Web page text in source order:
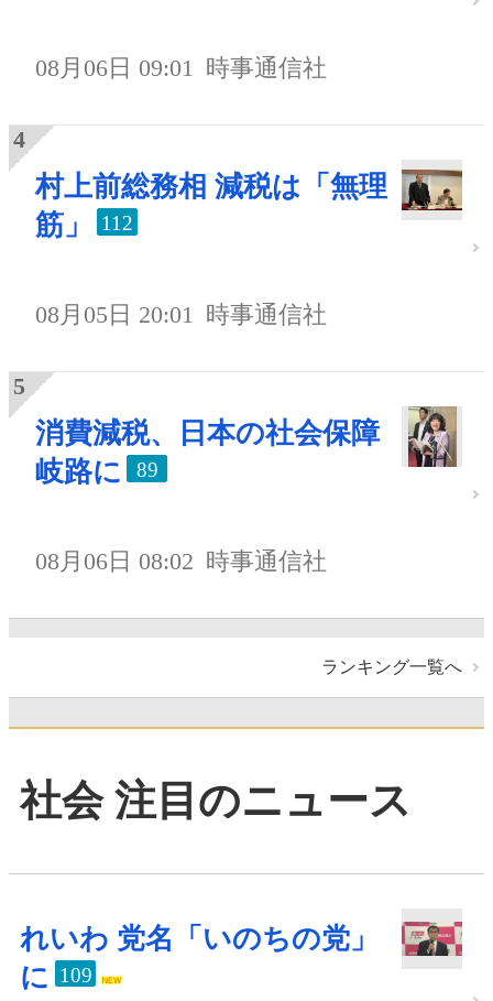
08月06日 09:01 時事通信社
村上前総務相 減税は「無理
筋」
112
08月05日 20:01 時事通信社
消費減税、日本の社会保障
岐路に
89
08月06日 08:02 時事通信社
ランキング一覧へ
社会 注目のニュース
れいわ 党名「いのちの党」
に 109